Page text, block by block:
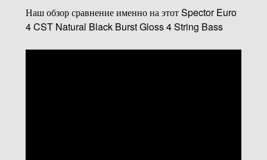
Наш обзор сравнение именно на этот Spector Euro
4 CST Natural Black Burst Gloss 4 String Bass